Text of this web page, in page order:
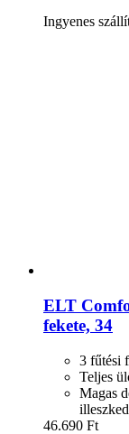
Ingyenes
ELT
fekete, 34
3 fűtési
Teljes
Magas
46.690 Ft